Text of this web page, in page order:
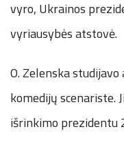
vyro, Ukrainos
vyriausybės atstovė.
O. Zelenska
komedijų scenariste.
išrinkimo prezidentu